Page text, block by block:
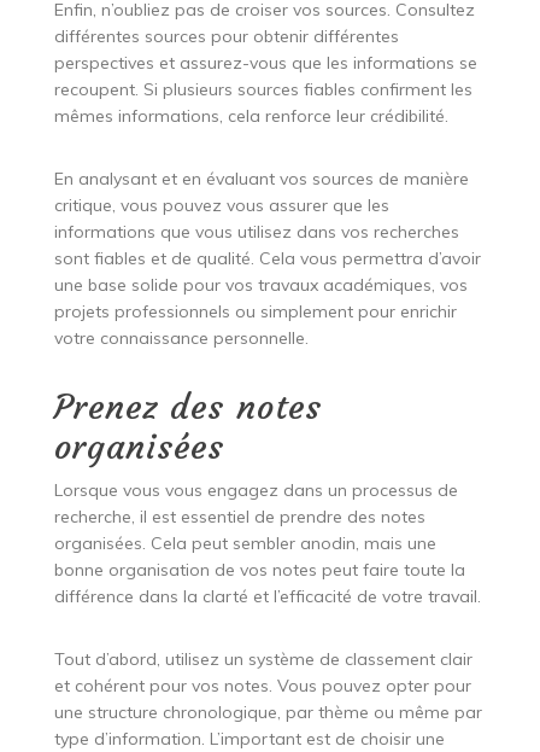
Enfin, n’oubliez pas de croiser vos sources. Consultez
différentes sources pour obtenir différentes
perspectives et assurez-vous que les informations se
recoupent. Si plusieurs sources fiables confirment les
mêmes informations, cela renforce leur crédibilité.
En analysant et en évaluant vos sources de manière
critique, vous pouvez vous assurer que les
informations que vous utilisez dans vos recherches
sont fiables et de qualité. Cela vous permettra d’avoir
une base solide pour vos travaux académiques, vos
projets professionnels ou simplement pour enrichir
votre connaissance personnelle.
Prenez des notes
organisées
Lorsque vous vous engagez dans un processus de
recherche, il est essentiel de prendre des notes
organisées. Cela peut sembler anodin, mais une
bonne organisation de vos notes peut faire toute la
différence dans la clarté et l’efficacité de votre travail.
Tout d’abord, utilisez un système de classement clair
et cohérent pour vos notes. Vous pouvez opter pour
une structure chronologique, par thème ou même par
type d’information. L’important est de choisir une